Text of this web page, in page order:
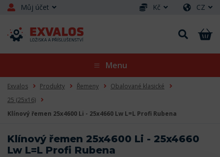
Můj účet Kč CZ
Menu
Exvalos Produkty Řemeny
Obalované klasické
25 (25x16)
Klínový řemen 25x4600 Li - 25x4660 Lw L=L Profi Rubena
Klínový řemen 25x4600 Li - 25x4660
Lw L=L Profi Rubena